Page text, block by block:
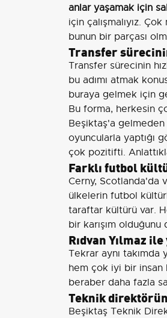
anlar yaşamak için
için çalışmalıyız.
bunun bir parçası
Transfer
Transfer sürecinin
bu adımı atmak
buraya gelmek için
Bu forma, herkesin
Beşiktaş'a
oyuncularla yaptığı
çok pozitifti.
Farklı futbol
Cerny, Scotlanda'da
ülkelerin futbol
taraftar kültürü var.
bir karışım
Rıdvan Yılmaz
Tekrar aynı takımda
hem çok iyi bir insan
beraber daha fazla
Teknik
Beşiktaş Teknik